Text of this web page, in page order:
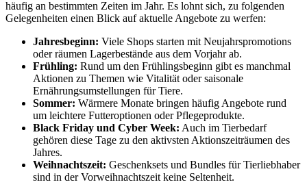
häufig an bestimmten Zeiten im Jahr. Es lohnt sich, zu folgenden
Gelegenheiten einen Blick auf aktuelle Angebote zu werfen:
Jahresbeginn: Viele Shops starten mit Neujahrspromotions
oder räumen Lagerbestände aus dem Vorjahr ab.
Frühling: Rund um den Frühlingsbeginn gibt es manchmal
Aktionen zu Themen wie Vitalität oder saisonale
Ernährungsumstellungen für Tiere.
Sommer: Wärmere Monate bringen häufig Angebote rund
um leichtere Futteroptionen oder Pflegeprodukte.
Black Friday und Cyber Week: Auch im Tierbedarf
gehören diese Tage zu den aktivsten Aktionszeiträumen des
Jahres.
Weihnachtszeit: Geschenksets und Bundles für Tierliebhaber
sind in der Vorweihnachtszeit keine Seltenheit.